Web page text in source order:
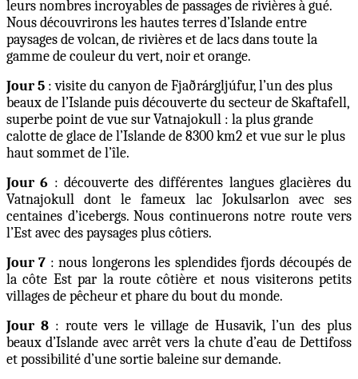
leurs nombres incroyables de passages de rivières à gué.
Nous découvrirons les hautes terres d’Islande entre
paysages de volcan, de rivières et de lacs dans toute la
gamme de couleur du vert, noir et orange.
Jour 5 : visite du canyon de Fjaðrárgljúfur, l’un des plus
beaux de l’Islande puis découverte du secteur de Skaftafell,
superbe point de vue sur Vatnajokull : la plus grande
calotte de glace de l’Islande de 8300 km2 et vue sur le plus
haut sommet de l’île.
Jour 6 : découverte des différentes langues glacières du
Vatnajokull dont le fameux lac Jokulsarlon avec ses
centaines d’icebergs. Nous continuerons notre route vers
l’Est avec des paysages plus côtiers.
Jour 7 : nous longerons les splendides fjords découpés de
la côte Est par la route côtière et nous visiterons petits
villages de pêcheur et phare du bout du monde.
Jour 8 : route vers le village de Husavik, l’un des plus
beaux d’Islande avec arrêt vers la chute d’eau de Dettifoss
et possibilité d’une sortie baleine sur demande.